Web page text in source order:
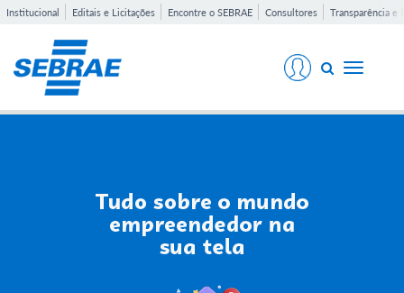
Institucional Editais e Licitações Encontre o SEBRAE Consultores Transparência e
Toggle